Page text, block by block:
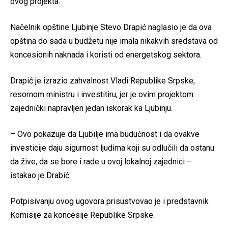
Načelnik opštine Ljubinje Stevo Drapić naglasio je da ova
opština do sada u budžetu nije imala nikakvih sredstava od
koncesionih naknada i koristi od energetskog sektora.
Drapić je izrazio zahvalnost Vladi Republike Srpske,
resornom ministru i investitiru, jer je ovim projektom
zajednički napravljen jedan iskorak ka Ljubinju.
– Ovo pokazuje da Ljubilje ima budućnost i da ovakve
investicije daju sigurnost ljudima koji su odlučili da ostanu
da žive, da se bore i rade u ovoj lokalnoj zajednici –
istakao je Drabić.
Potpisivanju ovog ugovora prisustvovao je i predstavnik
Komisije za koncesije Republike Srpske.